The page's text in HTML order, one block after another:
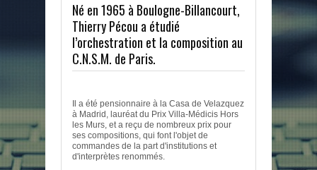
Né en 1965 à Boulogne-Billancourt,
Thierry Pécou a étudié
l’orchestration et la composition au
C.N.S.M. de Paris.
Il a été pensionnaire à la Casa de Velazquez
à Madrid, lauréat du Prix Villa-Médicis Hors
les Murs, et a reçu de nombreux prix pour
ses compositions, qui font l'objet de
commandes de la part d'institutions et
d'interprètes renommés.